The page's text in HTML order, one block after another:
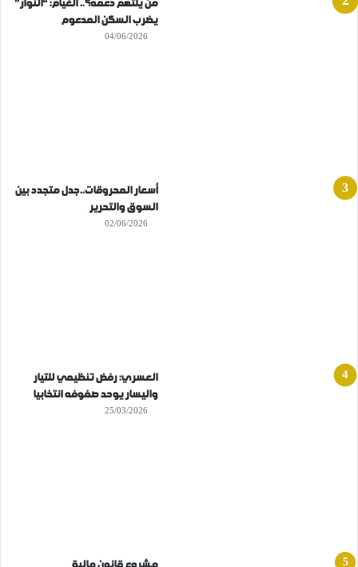
من يلتهم دعمه؟.. الغيام: “النوار”
يضرب السكن المدعوم
04/06/2026
أسعار المحروقات..جدل متجدد بين
السوق والتحرير
02/06/2026
العسري: رفض تنظيمي للتيار
واليسار يوحد صفوفه انتخابيا
25/03/2026